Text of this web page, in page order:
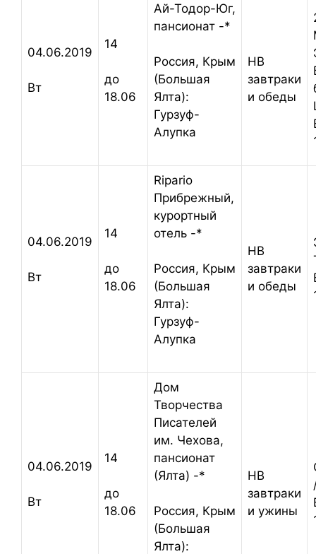
04.06.2019
Вт
14
до
18.06
Ай-Тодор-Юг,
пансионат -*
Россия, Крым
(Большая
Ялта):
Гурзуф-
Алупка
HB
завтраки
и обеды
04.06.2019
Вт
14
до
18.06
Ripario
Прибрежный,
курортный
отель -*
Россия, Крым
(Большая
Ялта):
Гурзуф-
Алупка
HB
завтраки
и обеды
04.06.2019
Вт
14
до
18.06
Дом
Творчества
Писателей
им. Чехова,
пансионат
(Ялта) -*
Россия, Крым
(Большая
Ялта):
HB
завтраки
и ужины